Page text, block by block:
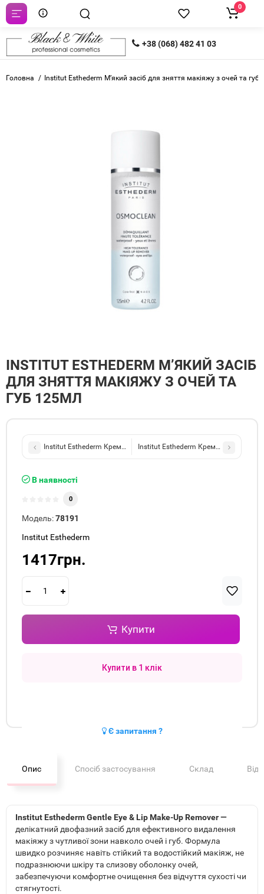
+38 (068) 482 41 03
0
Головна Institut Esthederm М’який засіб для зняття макіяжу з очей та губ
INSTITUT ESTHEDERM М’ЯКИЙ ЗАСІБ
ДЛЯ ЗНЯТТЯ МАКІЯЖУ З ОЧЕЙ ТА
ГУБ 125МЛ
Institut Esthederm Крем для обличчя Adaptasun*** 50мл
Institut Esthederm Крем для обличчя
В наявності
0
Модель:78191
Institut Esthederm
1417грн.
Купити
Купити в 1 клік
Є запитання ?
Опис Спосіб застосування Склад
Institut Esthederm Gentle Eye & Lip Make-Up Remover —
делікатний двофазний засіб для ефективного видалення
макіяжу з чутливої зони навколо очей і губ. Формула
швидко розчиняє навіть стійкий та водостійкий макіяж, не
подразнюючи шкіру та слизову оболонку очей,
забезпечуючи комфортне очищення без відчуття сухості чи
стягнутості.